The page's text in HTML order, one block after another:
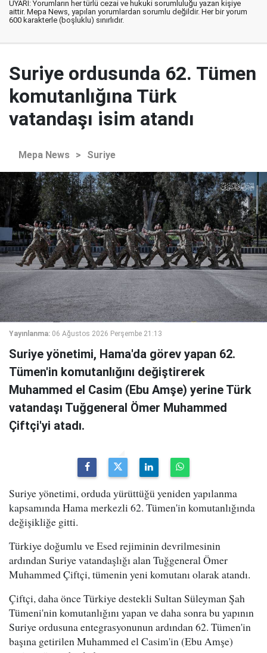
UYARI: Yorumların her türlü cezai ve hukuki sorumluluğu yazan kişiye
aittir. Mepa News, yapılan yorumlardan sorumlu değildir. Her bir yorum
600 karakterle (boşluklu) sınırlıdır.
Suriye ordusunda 62. Tümen
komutanlığına Türk
vatandaşı isim atandı
Mepa News > Suriye
Yayınlanma: 06 Ağustos 2026 Perşembe 21:13
Suriye yönetimi, Hama'da görev yapan 62.
Tümen'in komutanlığını değiştirerek
Muhammed el Casim (Ebu Amşe) yerine Türk
vatandaşı Tuğgeneral Ömer Muhammed
Çiftçi'yi atadı.
Suriye yönetimi, orduda yürüttüğü yeniden yapılanma
kapsamında Hama merkezli 62. Tümen'in komutanlığında
değişikliğe gitti.
Türkiye doğumlu ve Esed rejiminin devrilmesinin
ardından Suriye vatandaşlığı alan Tuğgeneral Ömer
Muhammed Çiftçi, tümenin yeni komutanı olarak atandı.
Çiftçi, daha önce Türkiye destekli Sultan Süleyman Şah
Tümeni'nin komutanlığını yapan ve daha sonra bu yapının
Suriye ordusuna entegrasyonunun ardından 62. Tümen'in
başına getirilen Muhammed el Casim'in (Ebu Amşe)